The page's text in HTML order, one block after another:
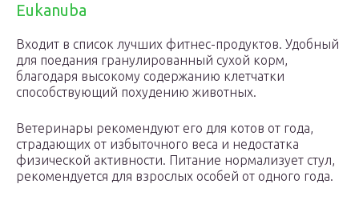
Eukanuba
Входит в список лучших фитнес-продуктов. Удобный
для поедания гранулированный сухой корм,
благодаря высокому содержанию клетчатки
способствующий похудению животных.
Ветеринары рекомендуют его для котов от года,
страдающих от избыточного веса и недостатка
физической активности. Питание нормализует стул,
рекомендуется для взрослых особей от одного года.